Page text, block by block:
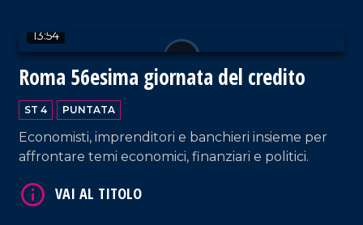
13:54
Roma 56esima giornata del credito
ST 4 PUNTATA
Economisti, imprenditori e banchieri insieme per
affrontare temi economici, finanziari e politici.
VAI AL TITOLO